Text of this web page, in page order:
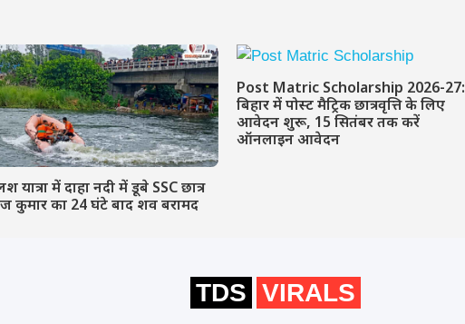
यात्रा में दाहा नदी में डूबे SSC छात्र
कुमार का 24 घंटे बाद शव बरामद
Post Matric Scholarship 2026-27:
बिहार में पोस्ट मैट्रिक छात्रवृत्ति के लिए
आवेदन शुरू, 15 सितंबर तक करें
ऑनलाइन आवेदन
TDS VIRALS